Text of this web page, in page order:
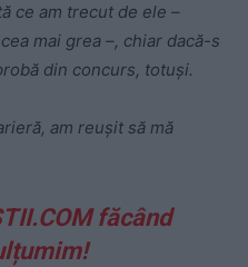
ce am trecut de ele –
mai grea –, chiar dacă-s
din concurs, totuşi.
am reuşit să mă
făcând